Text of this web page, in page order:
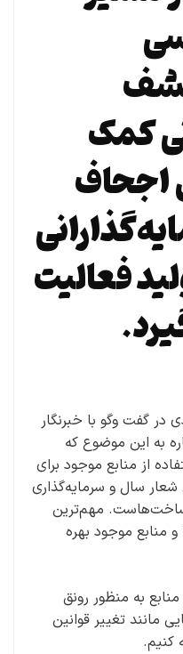
کمک
اجحاف
فعالیت
در گفت وگو با خبرنگار
به این موضوع که
از منابع موجود برای
سال و سرمایه‌گذاری
مهم‌ترین
منابع موجود بهره
به منظور رونق
مانند تغییر قوانین
کنیم.